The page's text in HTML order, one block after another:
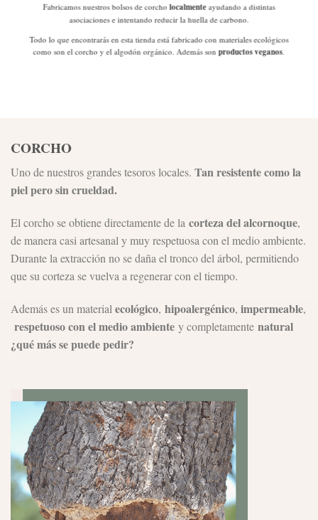
Fabricamos nuestros bolsos de corcho localmenteayudando a distintas
asociaciones e intentando reducir la huella de carbono.
Todo lo que encontrarás en esta tienda está fabricado con materiales ecológicos
como son el corcho y el algodón orgánico. Además sonproductos veganos.
CORCHO
Uno de nuestros grandes tesoros locales. Tan resistente como la
piel pero sin crueldad.
El corcho se obtiene directamente de la corteza del alcornoque,
de manera casi artesanal y muy respetuosa con el medio ambiente.
Durante la extracción no se daña el tronco del árbol, permitiendo
que su corteza se vuelva a regenerar con el tiempo.
Además es un material ecológico, hipoalergénico, impermeable,
respetuoso con el medio ambiente y completamente natural
¿qué más se puede pedir?